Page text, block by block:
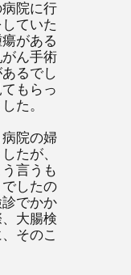
院に行
ていた
がある
ん手術
るでし
もらっ
た。
院の婦
たが、
言うも
したの
でかか
大腸検
そのこ